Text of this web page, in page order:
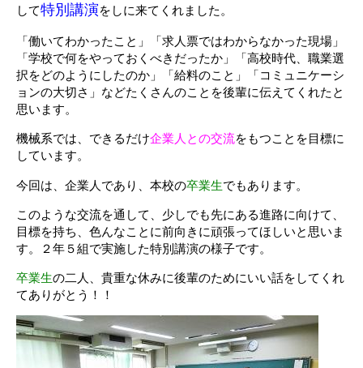
して特別講演をしに来てくれました。
「働いてわかったこと」「求人票ではわからなかった現場」
「学校で何をやっておくべきだったか」「高校時代、職業選
択をどのようにしたのか」「給料のこと」「コミュニケーシ
ョンの大切さ」などたくさんのことを後輩に伝えてくれたと
思います。
機械系では、できるだけ企業人との交流をもつことを目標に
しています。
今回は、企業人であり、本校の卒業生でもあります。
このような交流を通して、少しでも先にある進路に向けて、
目標を持ち、色んなことに前向きに頑張ってほしいと思いま
す。２年５組で実施した特別講演の様子です。
卒業生の二人、貴重な休みに後輩のためにいい話をしてくれ
てありがとう！！